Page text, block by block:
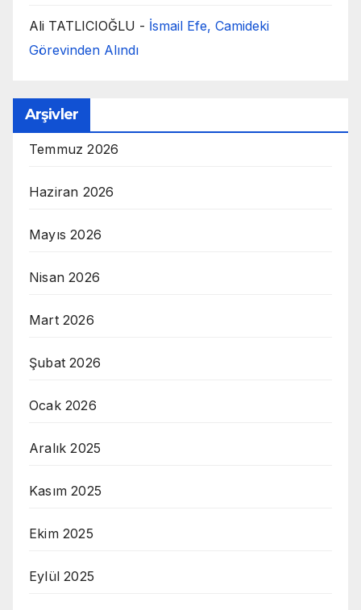
Ali TATLICIOĞLU - İsmail Efe, Camideki
Görevinden Alındı
Arşivler
Temmuz 2026
Haziran 2026
Mayıs 2026
Nisan 2026
Mart 2026
Şubat 2026
Ocak 2026
Aralık 2025
Kasım 2025
Ekim 2025
Eylül 2025